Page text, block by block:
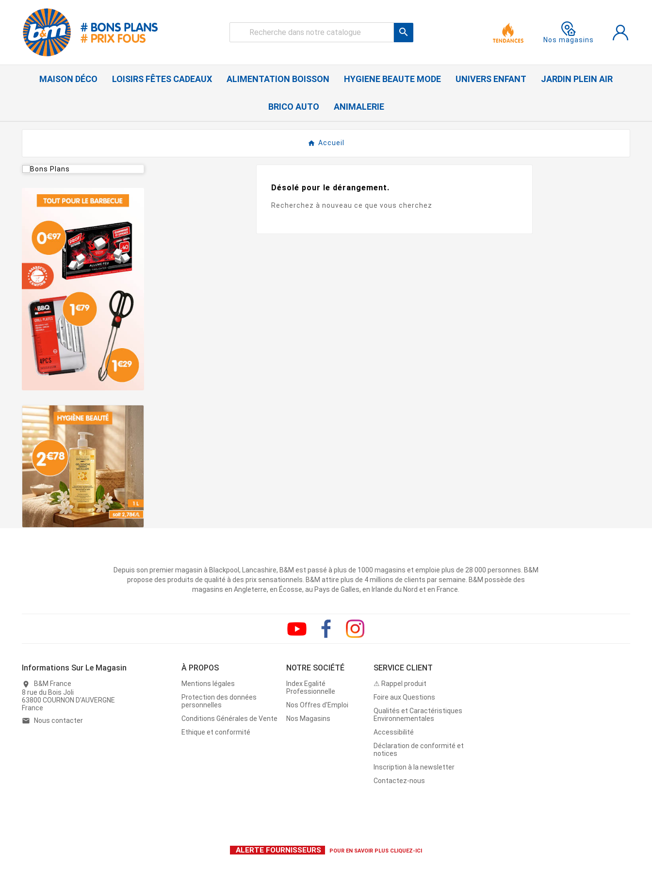

Nos magasins
MAISON DÉCO LOISIRS FÊTES CADEAUX ALIMENTATION BOISSON HYGIENE BEAUTE MODE UNIVERS ENFANT JARDIN PLEIN AIR
BRICO AUTO ANIMALERIE
Accueil
Désolé pour le dérangement.
Recherchez à nouveau ce que vous cherchez
Depuis son premier magasin à Blackpool, Lancashire, B&M est passé à plus de 1000 magasins et emploie plus de 28 000 personnes. B&M
propose des produits de qualité à des prix sensationnels. B&M attire plus de 4 millions de clients par semaine. B&M possède des
magasins en Angleterre, en Écosse, au Pays de Galles, en Irlande du Nord et en France.
Informations Sur Le Magasin
location_on
B&M France
8 rue du Bois Joli
63800 COURNON D'AUVERGNE
France
email Nous contacter
À PROPOS
Mentions légales
Protection des données
personnelles
Conditions Générales de Vente
Ethique et conformité
NOTRE SOCIÉTÉ
Index Egalité
Professionnelle
Nos Offres d'Emploi
Nos Magasins
SERVICE CLIENT
⚠ Rappel produit
Foire aux Questions
Qualités et Caractéristiques
Environnementales
Accessibilité
Déclaration de conformité et
notices
Inscription à la newsletter
Contactez-nous
ALERTE FOURNISSEURS POUR EN SAVOIR PLUS CLIQUEZ-ICI